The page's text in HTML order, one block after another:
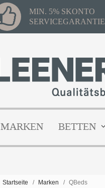
MIN. 5% SKONTO
SERVICEGARANTIE
MARKEN BETTEN
Startseite / Marken / QBeds